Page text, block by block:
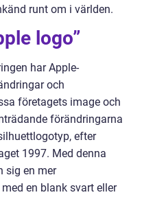
runt om i världen.
logo”
har Apple-
och
företagets image och
förändringarna
efter
1997. Med denna
sig en mer
en blank svart eller